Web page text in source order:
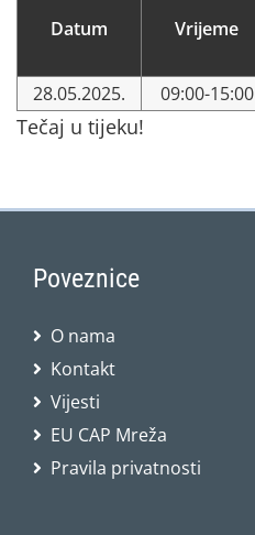
Datum Vrijeme
28.05.2025. 09:00-15:00
Tečaj u tijeku!
Poveznice
O nama
Kontakt
Vijesti
EU CAP Mreža
Pravila privatnosti